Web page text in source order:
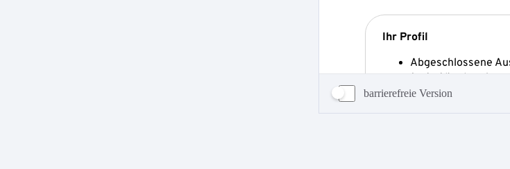
barrierefreie Version